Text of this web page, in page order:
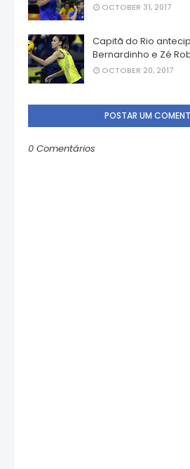
OCTOBER 31, 2017
Capitã do Rio
Bernardinho e Zé
OCTOBER 20, 2017
POSTAR UM
0 Comentários